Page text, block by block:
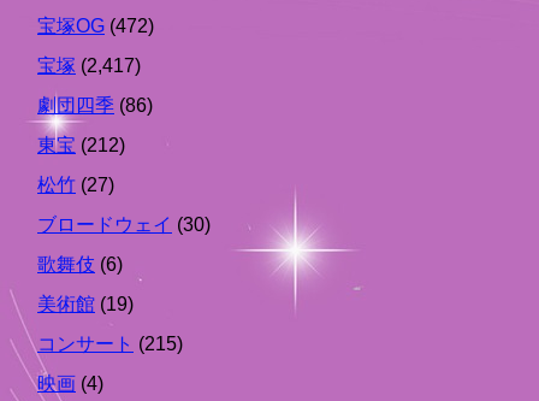
宝塚OG (472)
宝塚 (2,417)
劇団四季 (86)
東宝 (212)
松竹 (27)
ブロードウェイ (30)
歌舞伎 (6)
美術館 (19)
コンサート (215)
映画 (4)